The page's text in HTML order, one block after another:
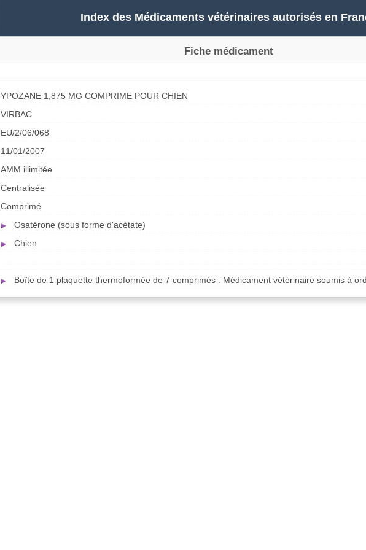
Index des Médicaments vétérinaires autorisés en
Fiche médicament
YPOZANE 1,875 MG COMPRIME POUR CHIEN
VIRBAC
EU/2/06/068
11/01/2007
AMM illimitée
Centralisée
Comprimé
Osatérone (sous forme d'acétate)
Chien
Boîte de 1 plaquette thermoformée de 7 comprimés : Médicament vétérinaire soumis à